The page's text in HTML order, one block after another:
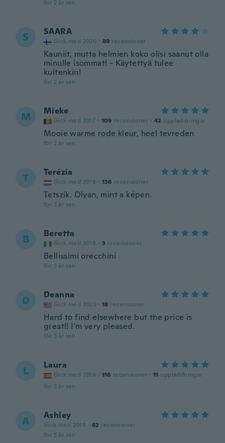
för 2 år sen
S SAARA
Gick med 2020 · 89 recensioner
Kauniit, mutta helmien koko olisi saanut olla
minulle isommat! - Käytettyä tulee
kuitenkin!
för 2 år sen
M Mieke
Gick med 2017 · 109 recensioner · 42 uppladdningar
Mooie warme rode kleur, heel tevreden
för 2 år sen
T Terézia
Gick med 2018 · 136 recensioner
Tetszik. Olyan, mint a képen.
för 3 år sen
B Beretta
Gick med 2018 · 3 recensioner
Bellissimi orecchini
för 3 år sen
D Deanna
Gick med 2023 · 18 recensioner
Hard to find elsewhere but the price is
great!! I'm very pleased.
för 3 år sen
L Laura
Gick med 2016 · 116 recensioner · 11 uppladdningar
för 3 år sen
A Ashley
Gick med 2019 · 62 recensioner
för 3 år sen